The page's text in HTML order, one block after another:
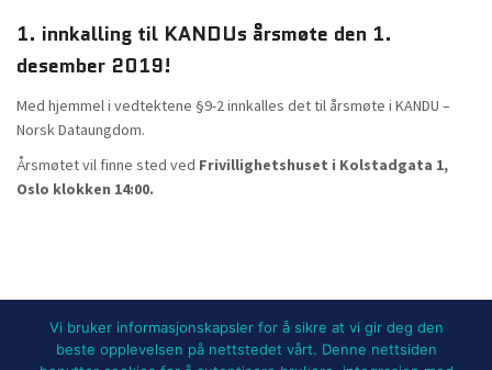
1. innkalling til KANDUs årsmøte den 1.
desember 2019!
Med hjemmel i vedtektene §9-2 innkalles det til årsmøte i KANDU –
Norsk Dataungdom.
Årsmøtet vil finne sted ved Frivillighetshuset i Kolstadgata 1,
Oslo klokken 14:00.
Vi bruker informasjonskapsler for å sikre at vi gir deg den
beste opplevelsen på nettstedet vårt. Denne nettsiden